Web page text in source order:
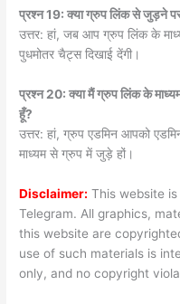
प्रश्न 19: क्या ग्रुप लिंक से जुड़ने
उत्तर: हां, जब आप ग्रुप लिंक के
पुधमोतर चैट्स दिखाई देंगी।
प्रश्न 20: क्या मैं ग्रुप लिंक के
हूँ?
उत्तर: हां, ग्रुप एडमिन आपको
माध्यम से ग्रुप में जुड़े हों।
Disclaimer: This website
Telegram. All graphics,
this website are
use of such materials is
only, and no copyright